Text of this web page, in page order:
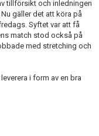
tillförsikt och inledningen
gäller det att köra på
Syftet var att få
match stod också på
med stretching och
i form av en bra